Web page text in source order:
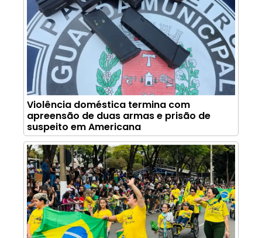
Violência doméstica termina com
apreensão de duas armas e prisão de
suspeito em Americana